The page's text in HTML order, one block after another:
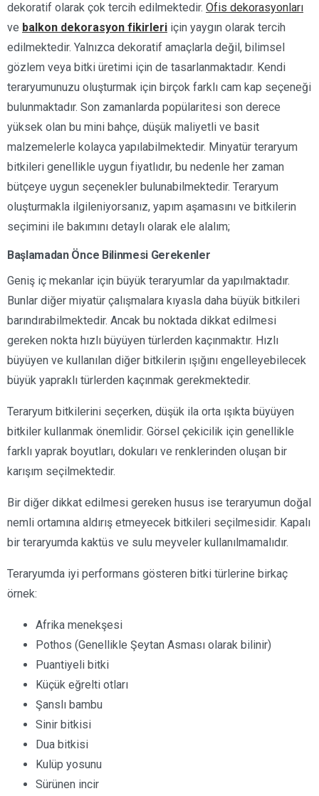
dekoratif olarak çok tercih edilmektedir. Ofis dekorasyonları
ve balkon dekorasyon fikirleri için yaygın olarak tercih
edilmektedir. Yalnızca dekoratif amaçlarla değil, bilimsel
gözlem veya bitki üretimi için de tasarlanmaktadır. Kendi
teraryumunuzu oluşturmak için birçok farklı cam kap seçeneği
bulunmaktadır. Son zamanlarda popülaritesi son derece
yüksek olan bu mini bahçe, düşük maliyetli ve basit
malzemelerle kolayca yapılabilmektedir. Minyatür teraryum
bitkileri genellikle uygun fiyatlıdır, bu nedenle her zaman
bütçeye uygun seçenekler bulunabilmektedir. Teraryum
oluşturmakla ilgileniyorsanız, yapım aşamasını ve bitkilerin
seçimini ile bakımını detaylı olarak ele alalım;
Başlamadan Önce Bilinmesi Gerekenler
Geniş iç mekanlar için büyük teraryumlar da yapılmaktadır.
Bunlar diğer miyatür çalışmalara kıyasla daha büyük bitkileri
barındırabilmektedir. Ancak bu noktada dikkat edilmesi
gereken nokta hızlı büyüyen türlerden kaçınmaktır. Hızlı
büyüyen ve kullanılan diğer bitkilerin ışığını engelleyebilecek
büyük yapraklı türlerden kaçınmak gerekmektedir.
Teraryum bitkilerini seçerken, düşük ila orta ışıkta büyüyen
bitkiler kullanmak önemlidir. Görsel çekicilik için genellikle
farklı yaprak boyutları, dokuları ve renklerinden oluşan bir
karışım seçilmektedir.
Bir diğer dikkat edilmesi gereken husus ise teraryumun doğal
nemli ortamına aldırış etmeyecek bitkileri seçilmesidir. Kapalı
bir teraryumda kaktüs ve sulu meyveler kullanılmamalıdır.
Teraryumda iyi performans gösteren bitki türlerine birkaç
örnek:
Afrika menekşesi
Pothos (Genellikle Şeytan Asması olarak bilinir)
Puantiyeli bitki
Küçük eğrelti otları
Şanslı bambu
Sinir bitkisi
Dua bitkisi
Kulüp yosunu
Sürünen incir